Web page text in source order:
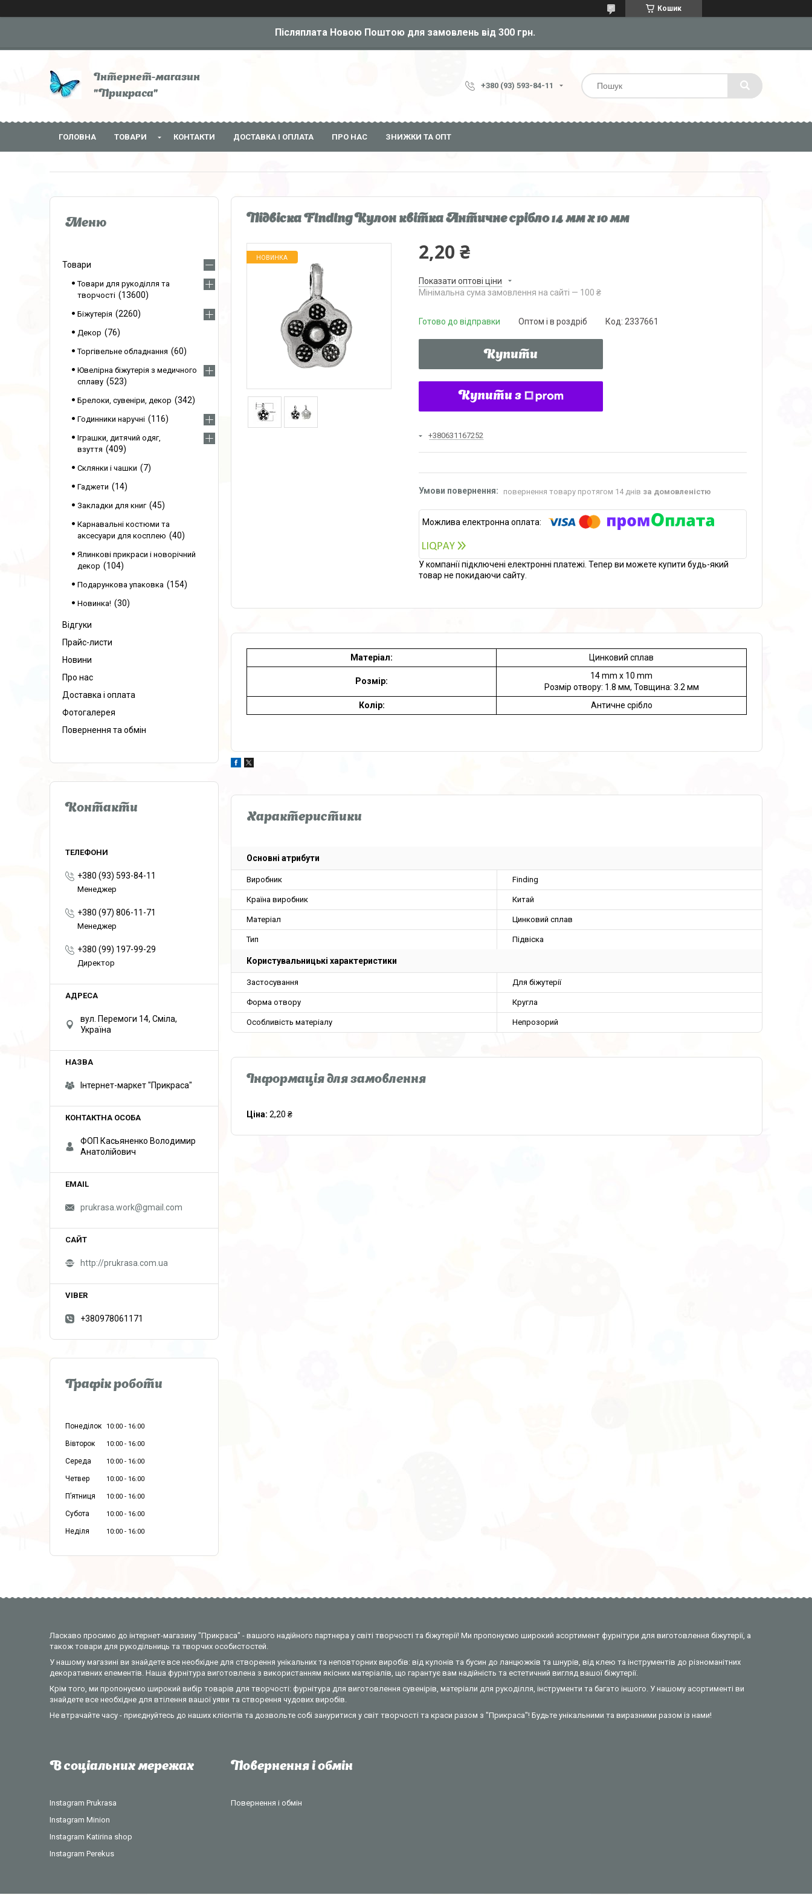
Кошик
Післяплата Новою Поштою для замовлень від 300 грн.
Інтернет-магазин
"Прикраса"
+380 (93) 593-84-11
ГОЛОВНА ТОВАРИ КОНТАКТИ ДОСТАВКА І ОПЛАТА ПРО НАС ЗНИЖКИ ТА ОПТ
Підвіска Finding Кулон квітка Античне срібло 14 мм x 10 мм
НОВИНКА 2,20 ₴
Показати оптові ціни
Мінімальна сума замовлення на сайті — 100 ₴
Готово до відправки Оптом і в роздріб Код: 2337661
Купити
Купити з
+380631167252
повернення товару протягом 14 днів за домовленістю
У компанії підключені електронні платежі. Тепер ви можете купити будь-який
товар не покидаючи сайту.
Матеріал: Цинковий сплав
Розмір:
14 mm x 10 mm
Розмір отвору: 1.8 мм, Товщина: 3.2 мм
Колір:
Античне срібло
Характеристики
Основні атрибути
Виробник Finding
Країна виробник Китай
Матеріал Цинковий сплав
Тип Підвіска
Користувальницькі характеристики
Застосування Для біжутерії
Форма отвору Кругла
Особливість матеріалу Непрозорий
Інформація для замовлення
Ціна: 2,20 ₴
Товари
Товари для рукоділля та
творчості
13600
Біжутерія 2260
Декор 76
Торгівельне обладнання 60
Ювелірна біжутерія з медичного
сплаву
523
Брелоки, сувеніри, декор 342
Годинники наручні 116
Іграшки, дитячий одяг,
взуття
409
Склянки і чашки 7
Гаджети 14
Закладки для книг 45
Карнавальні костюми та
аксесуари для косплею
40
Ялинкові прикраси і новорічний
декор
104
Подарункова упаковка 154
Новинка! 30
Відгуки
Прайс-листи
Новини
Про нас
Доставка і оплата
Фотогалерея
Повернення та обмін
Контакти
+380 (93) 593-84-11
Менеджер
+380 (97) 806-11-71
Менеджер
+380 (99) 197-99-29
Директор
вул. Перемоги 14, Сміла,
Україна
Інтернет-маркет "Прикраса"
ФОП Касьяненко Володимир
Анатолійович
prukrasa.work@gmail.com
http://prukrasa.com.ua
+380978061171
Графік роботи
Понеділок 10:00 16:00
Вівторок 10:00 16:00
Середа 10:00 16:00
Четвер 10:00 16:00
Пʼятниця 10:00 16:00
Субота 10:00 16:00
Неділя 10:00 16:00
Ласкаво просимо до інтернет-магазину "Прикраса" - вашого надійного партнера у світі творчості та біжутерії! Ми пропонуємо широкий асортимент фурнітури для виготовлення біжутерії, а
також товари для рукодільниць та творчих особистостей.
У нашому магазині ви знайдете все необхідне для створення унікальних та неповторних виробів: від кулонів та бусин до ланцюжків та шнурів, від клею та інструментів до різноманітних
декоративних елементів. Наша фурнітура виготовлена з використанням якісних матеріалів, що гарантує вам надійність та естетичний вигляд вашої біжутерії.
Крім того, ми пропонуємо широкий вибір товарів для творчості: фурнітура для виготовлення сувенірів, матеріали для рукоділля, інструменти та багато іншого. У нашому асортименті ви
знайдете все необхідне для втілення вашої уяви та створення чудових виробів.
Не втрачайте часу - приєднуйтесь до наших клієнтів та дозвольте собі зануритися у світ творчості та краси разом з "Прикраса"! Будьте унікальними та виразними разом із нами!
В соціальних мережах
Instagram Prukrasa
Instagram Minion
Instagram Katirina shop
Instagram Perekus
Повернення і обмін
Повернення і обмін